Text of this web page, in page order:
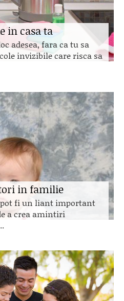
in casa ta
adesea, fara ca tu sa
invizibile care risca sa
in familie
fi un liant important
a crea amintiri